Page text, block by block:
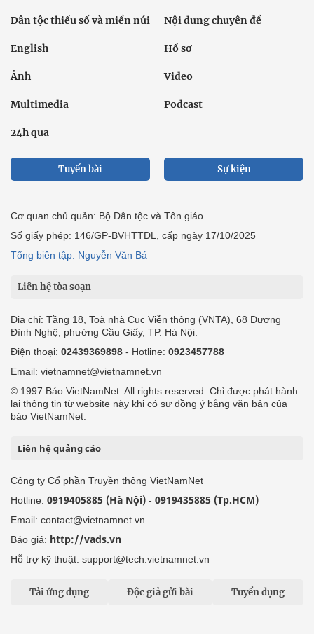
Dân tộc thiểu số và miền núi Nội dung chuyên đề
English Hồ sơ
Ảnh Video
Multimedia Podcast
24h qua
Tuyến bài Sự kiện
Cơ quan chủ quản: Bộ Dân tộc và Tôn giáo
Số giấy phép: 146/GP-BVHTTDL, cấp ngày 17/10/2025
Tổng biên tập: Nguyễn Văn Bá
Liên hệ tòa soạn
Địa chỉ: Tầng 18, Toà nhà Cục Viễn thông (VNTA), 68 Dương
Đình Nghệ, phường Cầu Giấy, TP. Hà Nội.
Điện thoại: 02439369898 - Hotline: 0923457788
Email: vietnamnet@vietnamnet.vn
© 1997 Báo VietNamNet. All rights reserved. Chỉ được phát hành
lại thông tin từ website này khi có sự đồng ý bằng văn bản của
báo VietNamNet.
Liên hệ quảng cáo
Công ty Cổ phần Truyền thông VietNamNet
Hotline: 0919405885 (Hà Nội) - 0919435885 (Tp.HCM)
Email: contact@vietnamnet.vn
Báo giá: http://vads.vn
Hỗ trợ kỹ thuật: support@tech.vietnamnet.vn
Tải ứng dụng Độc giả gửi bài Tuyển dụng